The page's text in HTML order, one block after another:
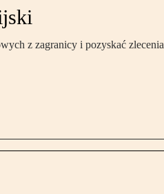
z zagranicy i pozyskać zlecenia